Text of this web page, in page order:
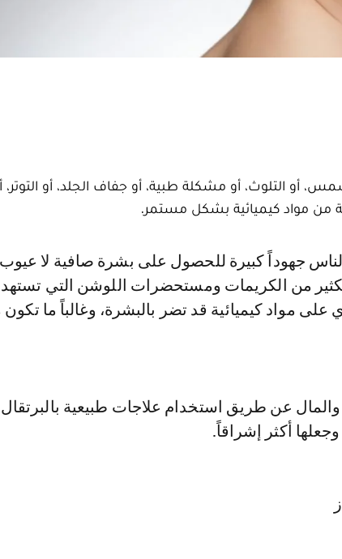
أو التلوث، أو مشكلة طبية، أو جفاف الجلد، أو
من مواد كيميائية بشكل مستمر.
من الكريمات ومستحضرات اللوشن التي
على مواد كيميائية قد تضر بالبشرة، وغالباً ما
عن طريق استخدام علاجات طبيعية بالبرتقال
أكثر إشراقاً.